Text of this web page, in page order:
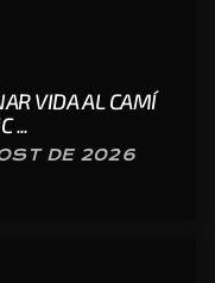
VIDA AL CAMÍ
...
DE 2026